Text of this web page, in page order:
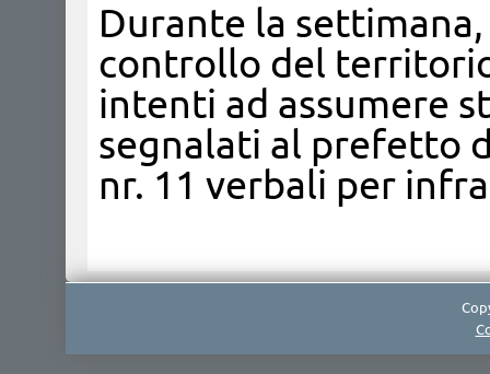
Durante la
controllo del
intenti ad assumere
segnalati al prefetto
nr. 11 verbali per